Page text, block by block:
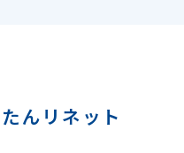
んリネット